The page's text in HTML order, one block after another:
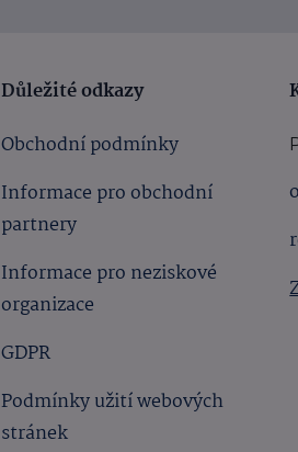
Důležité odkazy
Obchodní podmínky
Informace pro obchodní
partnery
Informace pro neziskové
organizace
GDPR
Podmínky užití webových
stránek